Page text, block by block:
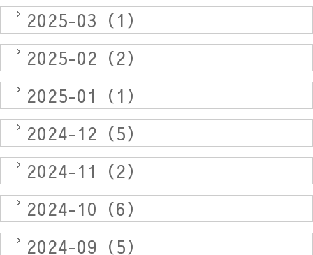
2025-03（1）
2025-02（2）
2025-01（1）
2024-12（5）
2024-11（2）
2024-10（6）
2024-09（5）